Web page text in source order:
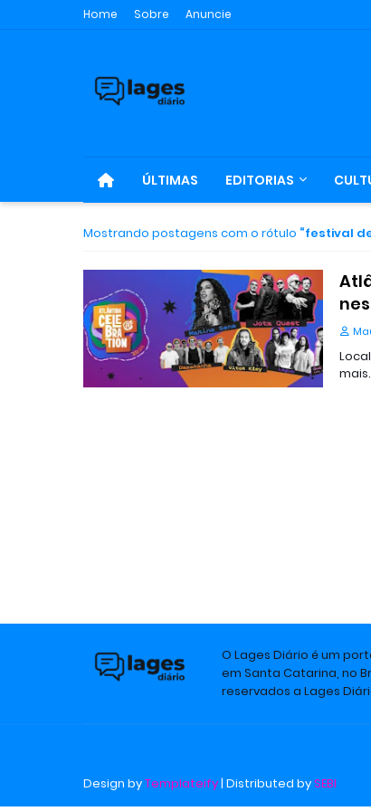
Home Sobre Anuncie
ÚLTIMAS EDITORIAS
Mostrando postagens com o rótulo festival
mais.
O Lages Diário é um
em Santa Catarina, no
reservados a Lages
Design byTemplateify| Distributed bySEBI